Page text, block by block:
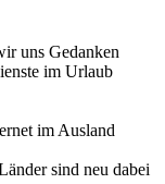
uns Gedanken
im Urlaub
im Ausland
sind neu dabei